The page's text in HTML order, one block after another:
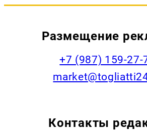
Размещение
+7 (987) 159-27-
Контакты